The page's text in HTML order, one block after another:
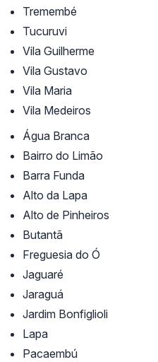
Tremembé
Tucuruvi
Vila Guilherme
Vila Gustavo
Vila Maria
Vila Medeiros
Água Branca
Bairro do Limão
Barra Funda
Alto da Lapa
Alto de Pinheiros
Butantã
Freguesia do Ó
Jaguaré
Jaraguá
Jardim Bonfiglioli
Lapa
Pacaembú